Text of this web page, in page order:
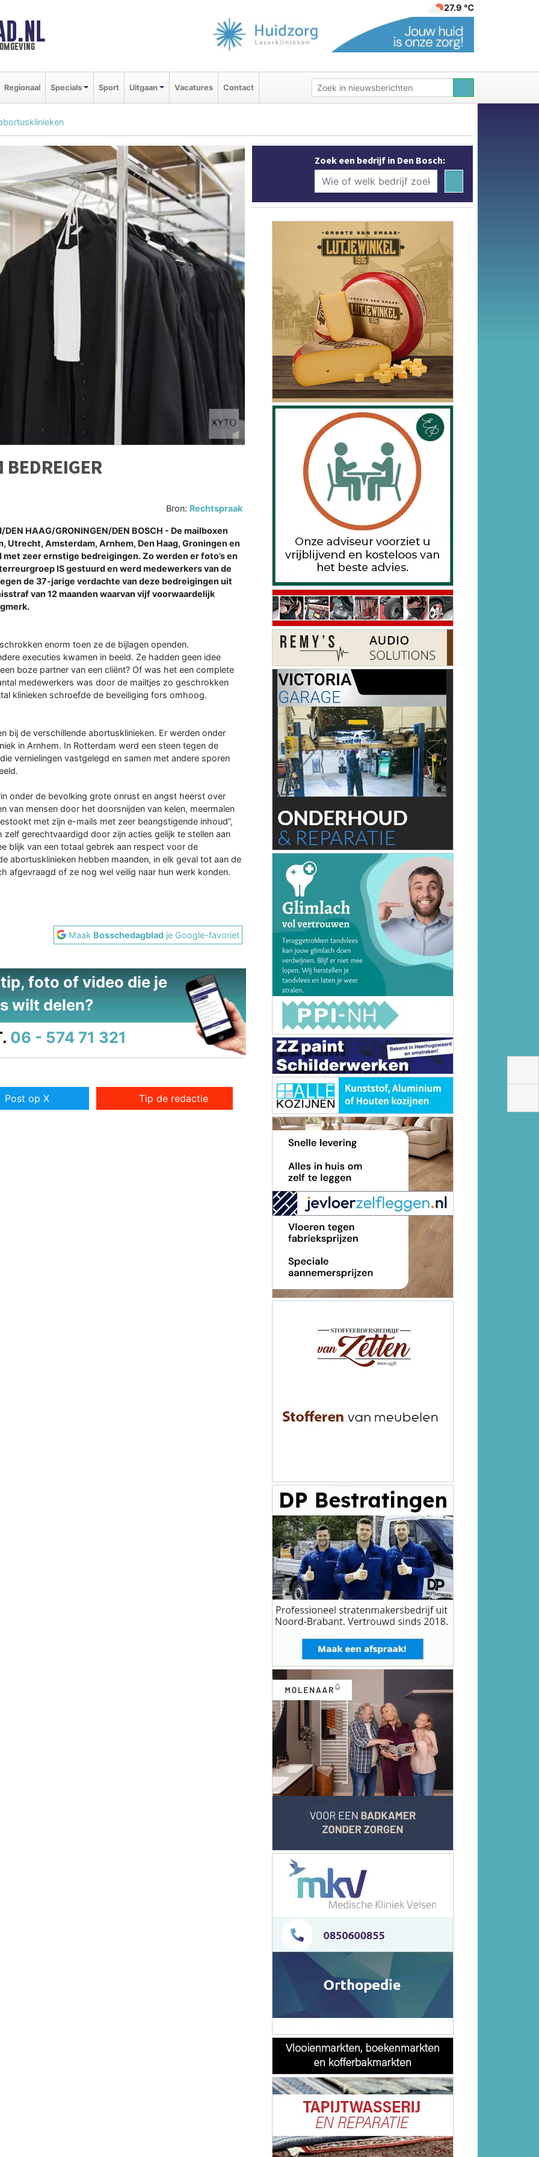
27.9 ℃
Regionaal Specials Sport Uitgaan Vacatures Contact
BEDREIGER
Bron: Rechtspraak
HAAG/GRONINGEN/DEN BOSCH - De mailboxen
Amsterdam, Arnhem, Den Haag, Groningen en
zeer ernstige bedreigingen. Zo werden er foto’s en
IS gestuurd en werd medewerkers van de
de 37-jarige verdachte van deze bedreigingen uit
van 12 maanden waarvan vijf voorwaardelijk
enorm toen ze de bijlagen openden.
executies kwamen in beeld. Ze hadden geen idee
boze partner van een cliënt? Of was het een complete
medewerkers was door de mailtjes zo geschrokken
klinieken schroefde de beveiliging fors omhoog.
bij de verschillende abortusklinieken. Er werden onder
in Arnhem. In Rotterdam werd een steen tegen de
vernielingen vastgelegd en samen met andere sporen
onder de bevolking grote onrust en angst heerst over
van mensen door het doorsnijden van kelen, meermalen
met zijn e-mails met zeer beangstigende inhoud”,
gerechtvaardigd door zijn acties gelijk te stellen aan
blijk van een totaal gebrek aan respect voor de
abortusklinieken hebben maanden, in elk geval tot aan de
afgevraagd of ze nog wel veilig naar hun werk konden.
Maak Bosschedagblad je Google-favoriet
foto of video die je
wilt delen?
06 - 574 71 321
Post op X Tip de redactie
Zoek een bedrijf in Den Bosch: